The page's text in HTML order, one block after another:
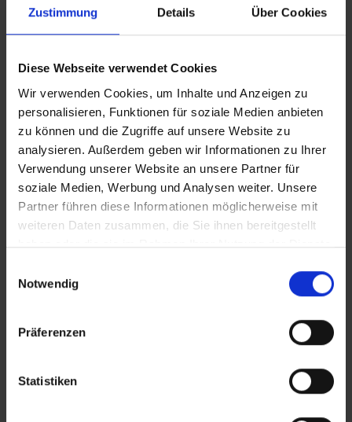
Zustimmung Details Über Cookies
Diese Webseite verwendet Cookies
Wir verwenden Cookies, um Inhalte und Anzeigen zu
personalisieren, Funktionen für soziale Medien anbieten
zu können und die Zugriffe auf unsere Website zu
analysieren. Außerdem geben wir Informationen zu Ihrer
Verwendung unserer Website an unsere Partner für
soziale Medien, Werbung und Analysen weiter. Unsere
Partner führen diese Informationen möglicherweise mit
weiteren Daten zusammen, die Sie ihnen bereitgestellt
haben oder die sie im Rahmen Ihrer Nutzung der Dienste
Notwendig
Präferenzen
Statistiken
MYCLEAN®TANK
Water systeem reiniger
Reinigingsmiddelen
MYFRESH®TANK
Ververser voor afvalwatertank
Reinigingsmiddelen